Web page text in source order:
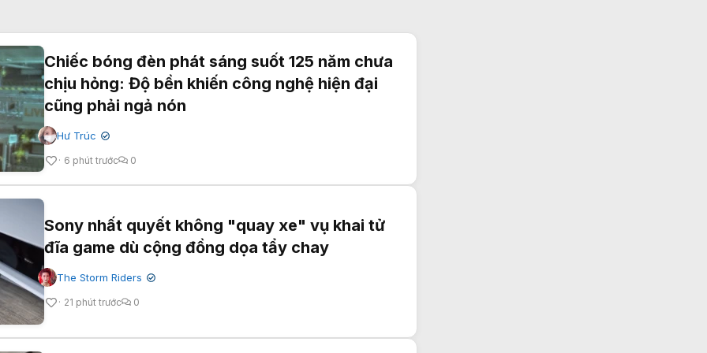
Chiếc bóng đèn phát sáng suốt 125 năm chưa
chịu hỏng: Độ bền khiến công nghệ hiện đại
cũng phải ngả nón
Hư Trúc ✔
6 phút trước 0
Sony nhất quyết không "quay xe" vụ khai tử
đĩa game dù cộng đồng dọa tẩy chay
The Storm Riders ✔
21 phút trước 0